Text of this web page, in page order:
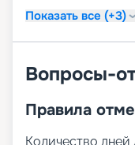
Показать все (+3)
Вопросы-
Правила
Количество